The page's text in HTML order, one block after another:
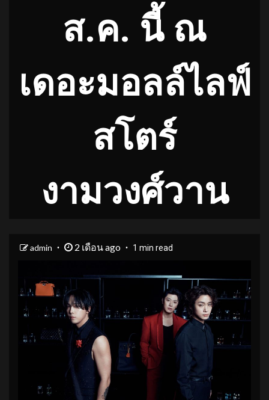
ส.ค. นี้ ณ
เดอะมอลล์ไลฟ์
สโตร์
งามวงศ์วาน
admin 2 เดือน ago 1 min read